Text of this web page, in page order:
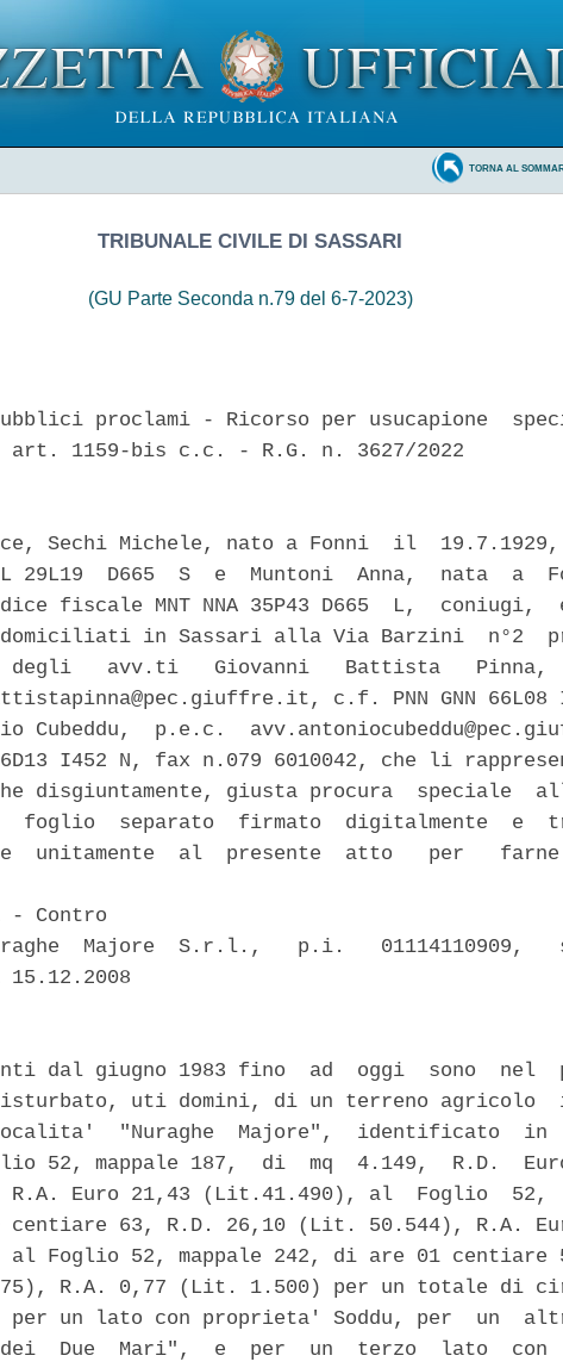
TORNA AL
TRIBUNALE CIVILE DI SASSARI
(GU Parte Seconda n.79 del 6-7-2023)
proclami - Ricorso per usucapione
art. 1159-bis c.c. - R.G. n. 3627/2022
Sechi Michele, nato a Fonni  il
29L19  D665  S  e  Muntoni  Anna,  nata  a
fiscale MNT NNA 35P43 D665  L,  coniugi,
domiciliati in Sassari alla Via Barzini  n°2
degli   avv.ti   Giovanni   Battista   Pinna,
c.f. PNN GNN 66L08
Cubeddu,  p.e.c.
I452 N, fax n.079 6010042, che li
disgiuntamente, giusta procura  speciale
foglio  separato  firmato  digitalmente  e
unitamente  al  presente  atto   per
- Contro
Majore  S.r.l.,   p.i.   01114110909,
dal giugno 1983 fino  ad  oggi  sono  nel
uti domini, di un terreno agricolo
"Nuraghe  Majore",  identificato  in
52, mappale 187,  di  mq  4.149,  R.D.
Euro 21,43 (Lit.41.490), al  Foglio  52,
centiare 63, R.D. 26,10 (Lit. 50.544), R.A.
Foglio 52, mappale 242, di are 01 centiare
R.A. 0,77 (Lit. 1.500) per un totale di
per un lato con proprieta' Soddu, per  un
dei  Due  Mari",  e  per  un  terzo  lato  con